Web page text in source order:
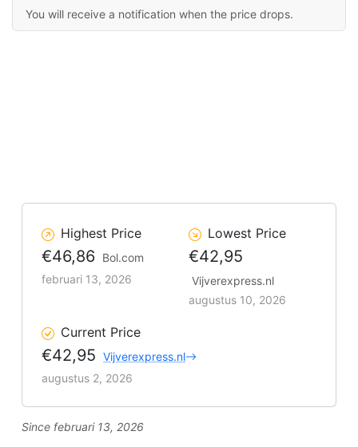
You will receive a notification when the price drops.
Highest Price
€46,86 Bol.com
februari 13, 2026
Lowest Price
€42,95
Vijverexpress.nl
augustus 10, 2026
Current Price
€42,95 Vijverexpress.nl
augustus 2, 2026
Since februari 13, 2026